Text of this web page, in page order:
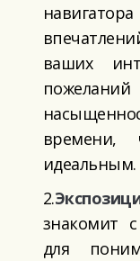
ваших
времени,
идеальным.
2.
знакомит
для